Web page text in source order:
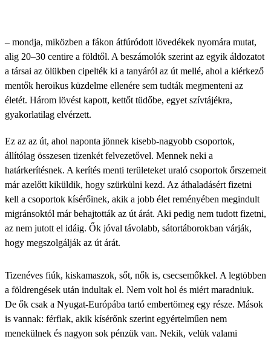
– mondja, miközben a fákon átfúródott lövedékek nyomára mutat,
alig 20–30 centire a földtől. A beszámolók szerint az egyik áldozatot
a társai az ölükben cipelték ki a tanyáról az út mellé, ahol a kiérkező
mentők heroikus küzdelme ellenére sem tudták megmenteni az
életét. Három lövést kapott, kettőt tüdőbe, egyet szívtájékra,
gyakorlatilag elvérzett.
Ez az az út, ahol naponta jönnek kisebb-nagyobb csoportok,
állítólag összesen tizenkét felvezetővel. Mennek neki a
határkerítésnek. A kerítés menti területeket uraló csoportok őrszemeit
már azelőtt kiküldik, hogy szürkülni kezd. Az áthaladásért fizetni
kell a csoportok kísérőinek, akik a jobb élet reményében megindult
migránsoktól már behajtották az út árát. Aki pedig nem tudott fizetni,
az nem jutott el idáig. Ők jóval távolabb, sátortáborokban várják,
hogy megszolgálják az út árát.
Tizenéves fiúk, kiskamaszok, sőt, nők is, csecsemőkkel. A legtöbben
a földrengések után indultak el. Nem volt hol és miért maradniuk.
De ők csak a Nyugat-Európába tartó embertömeg egy része. Mások
is vannak: férfiak, akik kísérőnk szerint egyértelműen nem
menekülnek és nagyon sok pénzük van. Nekik, velük valami